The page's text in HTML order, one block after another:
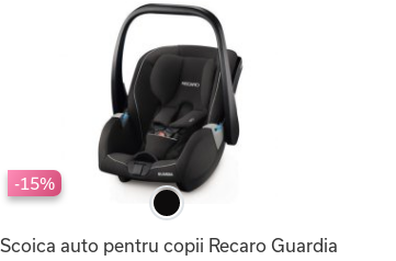
-15%
Scoica auto pentru copii Recaro Guardia